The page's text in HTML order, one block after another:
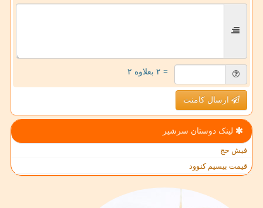
= ۲ بعلاوه ۲
ارسال کامنت
لینک دوستان سرشیر
فیش حج
قیمت بیسیم کنوود